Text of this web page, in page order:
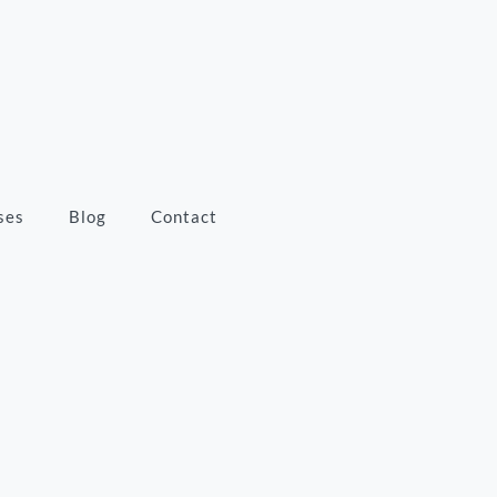
Blog Contact